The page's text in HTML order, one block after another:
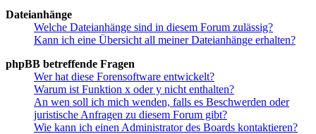
Dateianhänge
Welche Dateianhänge sind in diesem Forum zulässig?
Kann ich eine Übersicht all meiner Dateianhänge erhalten?
phpBB betreffende Fragen
Wer hat diese Forensoftware entwickelt?
Warum ist Funktion x oder y nicht enthalten?
An wen soll ich mich wenden, falls es Beschwerden oder
juristische Anfragen zu diesem Forum gibt?
Wie kann ich einen Administrator des Boards kontaktieren?